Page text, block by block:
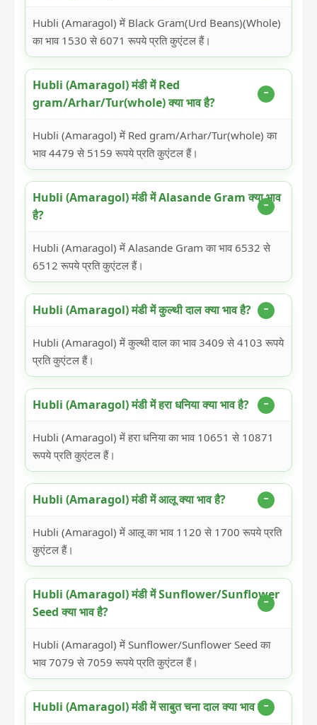
Hubli (Amaragol) में Black Gram(Urd Beans)(Whole)
का भाव 1530 से 6071 रूपये प्रति कुएंटल हैं।
Hubli (Amaragol) मंडी में Red
gram/Arhar/Tur(whole) क्या भाव है?
Hubli (Amaragol) में Red gram/Arhar/Tur(whole) का
भाव 4479 से 5159 रूपये प्रति कुएंटल हैं।
Hubli (Amaragol) मंडी में Alasande Gram क्या भाव
है?
Hubli (Amaragol) में Alasande Gram का भाव 6532 से
6512 रूपये प्रति कुएंटल हैं।
Hubli (Amaragol) मंडी में कुल्थी दाल क्या भाव है?
Hubli (Amaragol) में कुल्थी दाल का भाव 3409 से 4103 रूपये
प्रति कुएंटल हैं।
Hubli (Amaragol) मंडी में हरा धनिया क्या भाव है?
Hubli (Amaragol) में हरा धनिया का भाव 10651 से 10871
रूपये प्रति कुएंटल हैं।
Hubli (Amaragol) मंडी में आलू क्या भाव है?
Hubli (Amaragol) में आलू का भाव 1120 से 1700 रूपये प्रति
कुएंटल हैं।
Hubli (Amaragol) मंडी में Sunflower/Sunflower
Seed क्या भाव है?
Hubli (Amaragol) में Sunflower/Sunflower Seed का
भाव 7079 से 7059 रूपये प्रति कुएंटल हैं।
Hubli (Amaragol) मंडी में साबुत चना दाल क्या भाव है?